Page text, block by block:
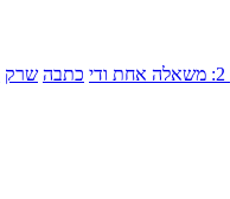
כתבה שרק